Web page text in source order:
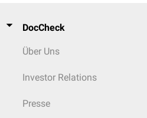
DocCheck
Über Uns
Investor Relations
Presse